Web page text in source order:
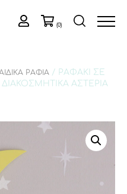
(0)
ΡΑΦΙΑ / ΡΑΦΑΚΙ ΣΕ
ΑΣΤΕΡΙΑ